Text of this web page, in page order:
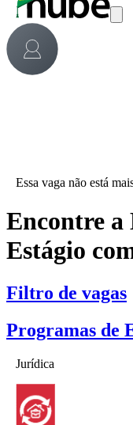
Essa vaga não está
Encontre a
Estágio
Filtro de vagas
Programas de
Jurídica